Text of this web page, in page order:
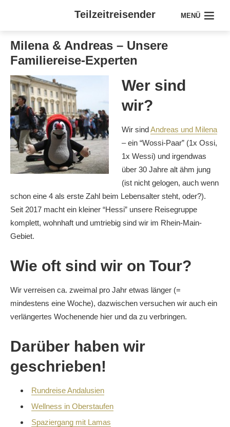
Teilzeitreisender MENÜ
Milena & Andreas – Unsere
Familiereise-Experten
Wer sind
wir?
Wir sindAndreas und Milena
– ein “Wossi-Paar” (1x Ossi,
1x Wessi) und irgendwas
über 30 Jahre alt ähm jung
(ist nicht gelogen, auch wenn
schon eine 4 als erste Zahl beim Lebensalter steht, oder?).
Seit 2017 macht ein kleiner “Hessi” unsere Reisegruppe
komplett, wohnhaft und umtriebig sind wir im Rhein-Main-
Gebiet.
Wie oft sind wir on Tour?
Wir verreisen ca. zweimal pro Jahr etwas länger (=
mindestens eine Woche), dazwischen versuchen wir auch ein
verlängertes Wochenende hier und da zu verbringen.
Darüber haben wir
geschrieben!
Rundreise Andalusien
Wellness in Oberstaufen
Spaziergang mit Lamas